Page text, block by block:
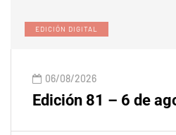
EDICIÓN DIGITAL
06/08/2026
Edición 81 – 6 de